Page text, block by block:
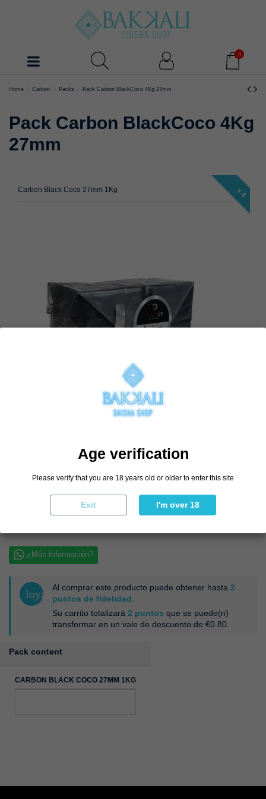
0
Home Carbon Packs Pack Carbon BlackCoco 4Kg 27mm
Pack Carbon BlackCoco 4Kg
27mm
x 4
Carbon Black Coco 27mm 1Kg
€27.80 -€2.30
¿Más Información?
loyaltyAl comprar este producto puede obtener hasta 2
puntos de fidelidad
Su carrito totalizará 2 puntos que se puede(n)
transformar en un vale de descuento de €0.80
Pack content
CARBON BLACK COCO 27MM 1KG
Age verification
Please verify that you are 18 years old or older to enter this site
Exit I'm over 18